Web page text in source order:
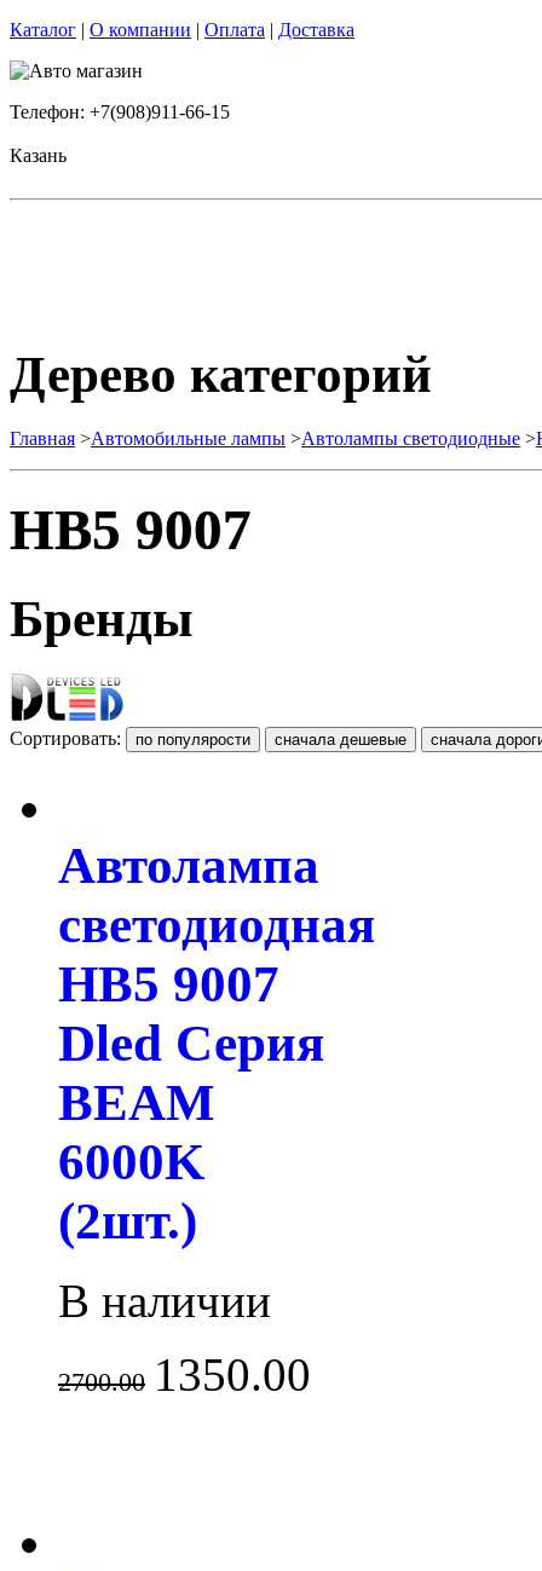
Каталог | О компании | Оплата | Доставка
Телефон: +7(908)911-66-15
Казань
Дерево категорий
Главная >Автомобильные лампы >Автолампы светодиодные >
HB5 9007
Бренды
Сортировать:
Автолампа
светодиодная
HB5 9007
Dled Серия
BEAM
6000K
(2шт.)
В наличии
2700.00 1350.00